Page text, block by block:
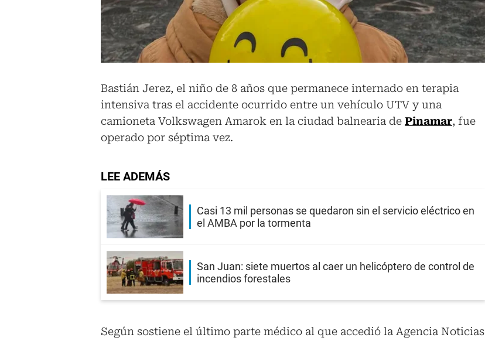
Bastián Jerez, el niño de 8 años que permanece internado en terapia
intensiva tras el accidente ocurrido entre un vehículo UTV y una
camioneta Volkswagen Amarok en la ciudad balnearia de Pinamar, fue
operado por séptima vez.
LEE ADEMÁS
Casi 13 mil personas se quedaron sin el servicio eléctrico en
el AMBA por la tormenta
San Juan: siete muertos al caer un helicóptero de control de
incendios forestales
Según sostiene el último parte médico al que accedió la Agencia Noticias